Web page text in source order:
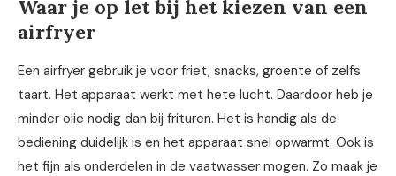
Waar je op let bij het kiezen van een
airfryer
Een airfryer gebruik je voor friet, snacks, groente of zelfs
taart. Het apparaat werkt met hete lucht. Daardoor heb je
minder olie nodig dan bij frituren. Het is handig als de
bediening duidelijk is en het apparaat snel opwarmt. Ook is
het fijn als onderdelen in de vaatwasser mogen. Zo maak je